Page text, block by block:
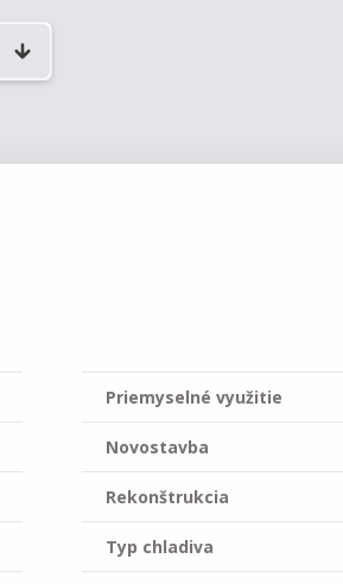
Priemyselné využitie
Novostavba
Rekonštrukcia
Typ chladiva